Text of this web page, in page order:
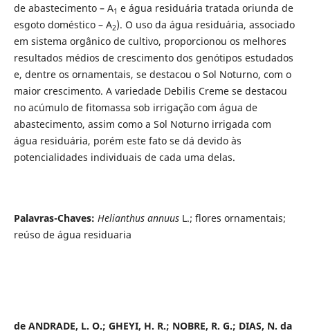
de abastecimento – A1 e água residuária tratada oriunda de
esgoto doméstico – A2). O uso da água residuária, associado
em sistema orgânico de cultivo, proporcionou os melhores
resultados médios de crescimento dos genótipos estudados
e, dentre os ornamentais, se destacou o Sol Noturno, com o
maior crescimento. A variedade Debilis Creme se destacou
no acúmulo de fitomassa sob irrigação com água de
abastecimento, assim como a Sol Noturno irrigada com
água residuária, porém este fato se dá devido às
potencialidades individuais de cada uma delas.
Palavras-Chaves: Helianthus annuusL.; flores ornamentais;
reúso de água residuaria
de ANDRADE, L. O.; GHEYI, H. R.; NOBRE, R. G.; DIAS, N. da